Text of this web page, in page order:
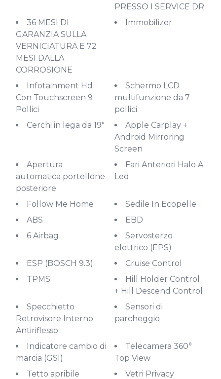
PRESSO I SERVICE DR
36 MESI DI
GARANZIA SULLA
VERNICIATURA E 72
MESI DALLA
CORROSIONE
Immobilizer
Infotainment Hd
Con Touchscreen 9
Pollici
Schermo LCD
multifunzione da 7
pollici
Cerchi in lega da 19"
Apple Carplay +
Android Mirroring
Screen
Apertura
automatica portellone
posteriore
Fari Anteriori Halo A
Led
Follow Me Home
Sedile In Ecopelle
ABS
EBD
6 Airbag
Servosterzo
elettrico (EPS)
ESP (BOSCH 9.3)
Cruise Control
TPMS
Hill Holder Control
+ Hill Descend Control
Specchietto
Retrovisore Interno
Antiriflesso
Sensori di
parcheggio
Indicatore cambio di
marcia (GSI)
Telecamera 360°
Top View
Tetto apribile
Vetri Privacy